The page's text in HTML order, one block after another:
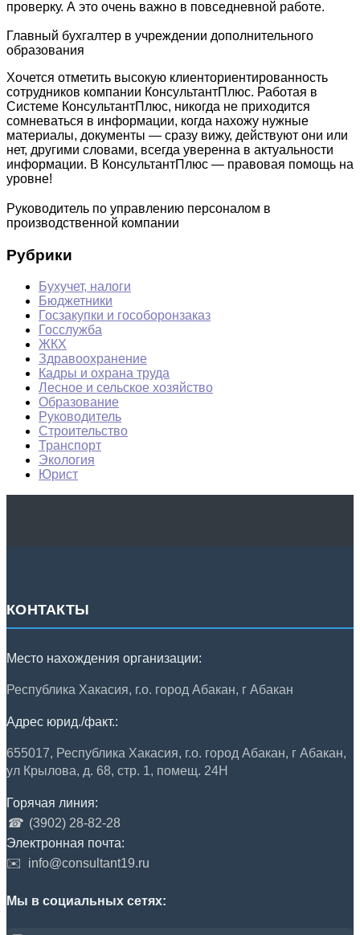
проверку. А это очень важно в повседневной работе.
Главный бухгалтер в учреждении дополнительного
образования
Хочется отметить высокую клиенториентированность
сотрудников компании КонсультантПлюс. Работая в
Системе КонсультантПлюс, никогда не приходится
сомневаться в информации, когда нахожу нужные
материалы, документы — сразу вижу, действуют они или
нет, другими словами, всегда уверенна в актуальности
информации. В КонсультантПлюс — правовая помощь на
уровне!
Руководитель по управлению персоналом в
производственной компании
Рубрики
Бухучет, налоги
Бюджетники
Госзакупки и гособоронзаказ
Госслужба
ЖКХ
Здравоохранение
Кадры и охрана труда
Лесное и сельское хозяйство
Образование
Руководитель
Строительство
Транспорт
Экология
Юрист
КОНТАКТЫ
Место нахождения организации:
Республика Хакасия, г.о. город Абакан, г Абакан
Адрес юрид./факт.:
655017, Республика Хакасия, г.о. город Абакан, г Абакан,
ул Крылова, д. 68, стр. 1, помещ. 24Н
Горячая линия:
☎ (3902) 28-82-28
Электронная почта:
✉️
info@consultant19.ru
Мы в социальных сетях: